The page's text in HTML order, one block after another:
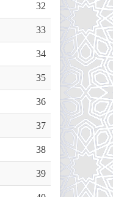
32
33
34
35
36
37
38
39